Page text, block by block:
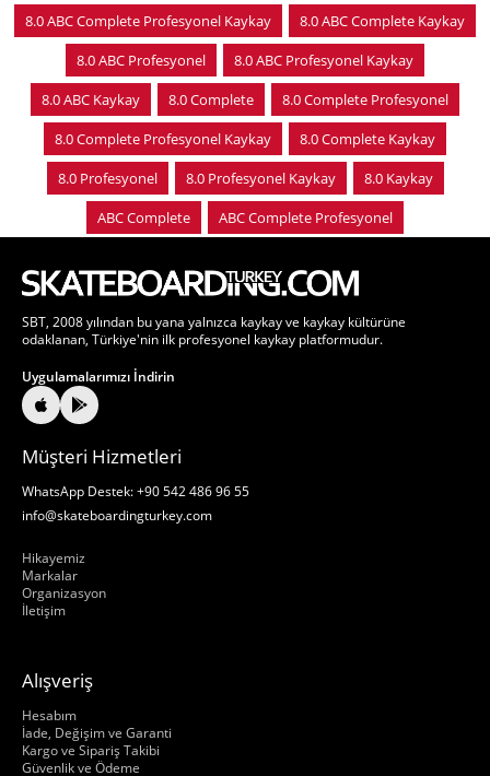
8.0 ABC Complete Profesyonel Kaykay
8.0 ABC Complete Kaykay
8.0 ABC Profesyonel
8.0 ABC Profesyonel Kaykay
8.0 ABC Kaykay
8.0 Complete
8.0 Complete Profesyonel
8.0 Complete Profesyonel Kaykay
8.0 Complete Kaykay
8.0 Profesyonel
8.0 Profesyonel Kaykay
8.0 Kaykay
ABC Complete
ABC Complete Profesyonel
SBT, 2008 yılından bu yana yalnızca kaykay ve kaykay kültürüne
odaklanan, Türkiye'nin ilk profesyonel kaykay platformudur.
Uygulamalarımızı İndirin
Müşteri Hizmetleri
WhatsApp Destek: +90 542 486 96 55
info@skateboardingturkey.com
Hikayemiz
Markalar
Organizasyon
İletişim
Alışveriş
Hesabım
İade, Değişim ve Garanti
Kargo ve Sipariş Takibi
Güvenlik ve Ödeme